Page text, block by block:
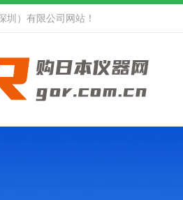
圳）有限公司网站！